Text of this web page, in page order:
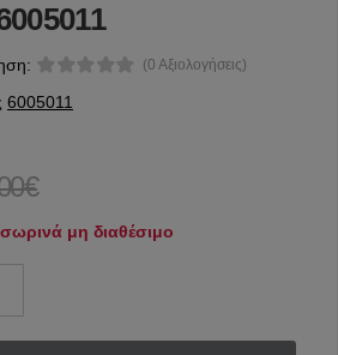
(0 Αξιολογήσεις)
6005011
μη διαθέσιμο